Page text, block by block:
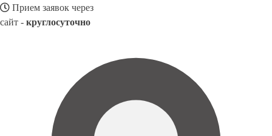
Прием заявок через
сайт - круглосуточно